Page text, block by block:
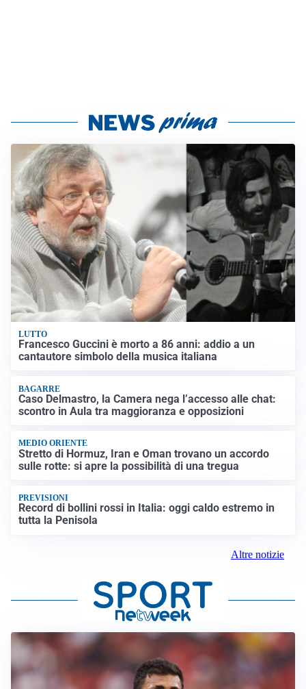
LUTTO
Francesco Guccini è morto a 86 anni: addio a un
cantautore simbolo della musica italiana
BAGARRE
Caso Delmastro, la Camera nega l’accesso alle chat:
scontro in Aula tra maggioranza e opposizioni
MEDIO ORIENTE
Stretto di Hormuz, Iran e Oman trovano un accordo
sulle rotte: si apre la possibilità di una tregua
PREVISIONI
Record di bollini rossi in Italia: oggi caldo estremo in
tutta la Penisola
Altre notizie